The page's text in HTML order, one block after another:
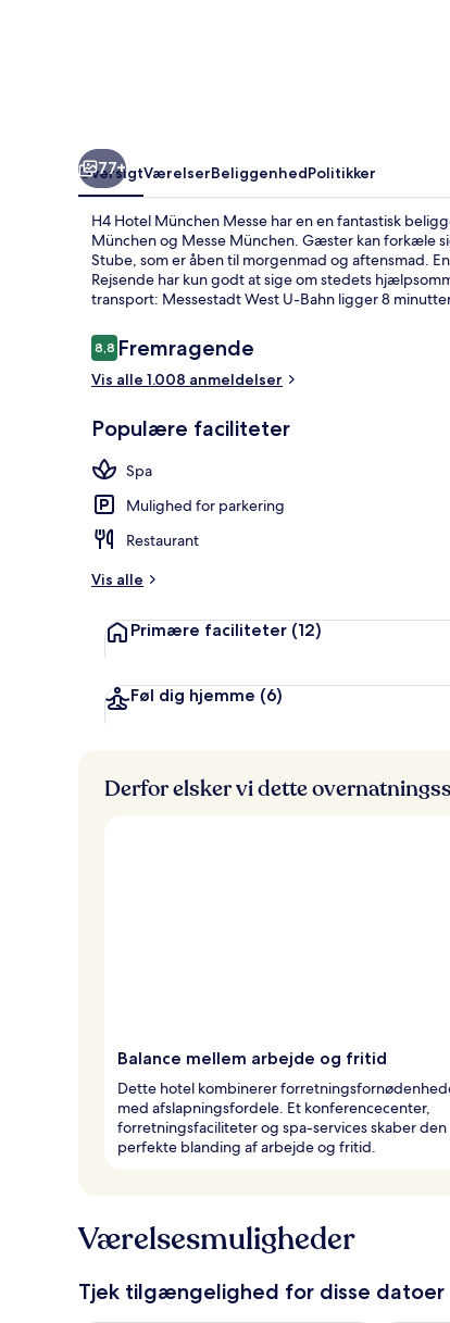
77+
OversigtVærelserBeliggenhedPolitikker
H4 Hotel München Messe har en en fantastisk
München og Messe München. Gæster kan forkæle
Stube, som er åben til morgenmad og aftensmad.
Rejsende har kun godt at sige om stedets
transport: Messestadt West U-Bahn ligger 8
Anmeldelser
8,88,8 ud af 10.
Fremragende
Vis alle 1.008 anmeldelser
Populære faciliteter
Spa
Mulighed for parkering
Restaurant
Vis alle
Primære faciliteter (12)
Føl dig hjemme (6)
Derfor elsker vi dette
Balance mellem arbejde og fritid
Dette hotel kombinerer
med afslapningsfordele. Et konferencecenter,
forretningsfaciliteter og spa-services skaber den
perfekte blanding af arbejde og fritid.
Værelsesmuligheder
Tjek tilgængelighed for disse datoer